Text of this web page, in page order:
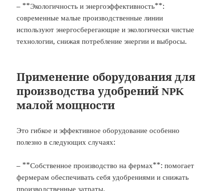
– **Экологичность и энергоэффективность**:
современные малые производственные линии
используют энергосберегающие и экологически чистые
технологии, снижая потребление энергии и выбросы.
Применение оборудования для
производства удобрений NPK
малой мощности
Это гибкое и эффективное оборудование особенно
полезно в следующих случаях:
– **Собственное производство на фермах**: помогает
фермерам обеспечивать себя удобрениями и снижать
производственные затраты.